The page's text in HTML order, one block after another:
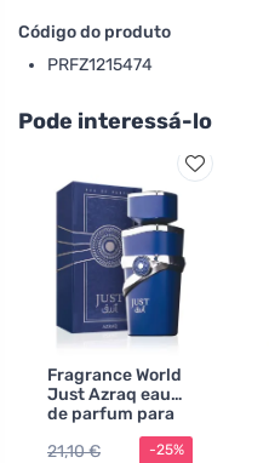
Código do produto
PRFZ1215474
Pode interessá-lo
Fragrance World
Just Azraq eau
de parfum para
homens 100 ml
21,10 €
-25%